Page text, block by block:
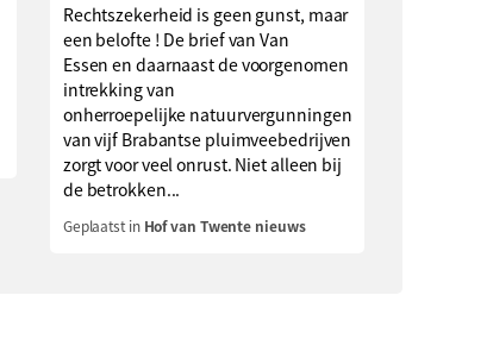
Rechtszekerheid is geen gunst, maar
een belofte ! De brief van Van
Essen en daarnaast de voorgenomen
intrekking van
onherroepelijke natuurvergunningen
van vijf Brabantse pluimveebedrijven
zorgt voor veel onrust. Niet alleen bij
de betrokken...
Geplaatst in Hof van Twente nieuws